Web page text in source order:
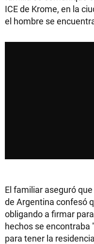
ICE de Krome, en la
el hombre se
El familiar aseguró
de Argentina confesó
obligando a firmar
hechos se encontraba
para tener la